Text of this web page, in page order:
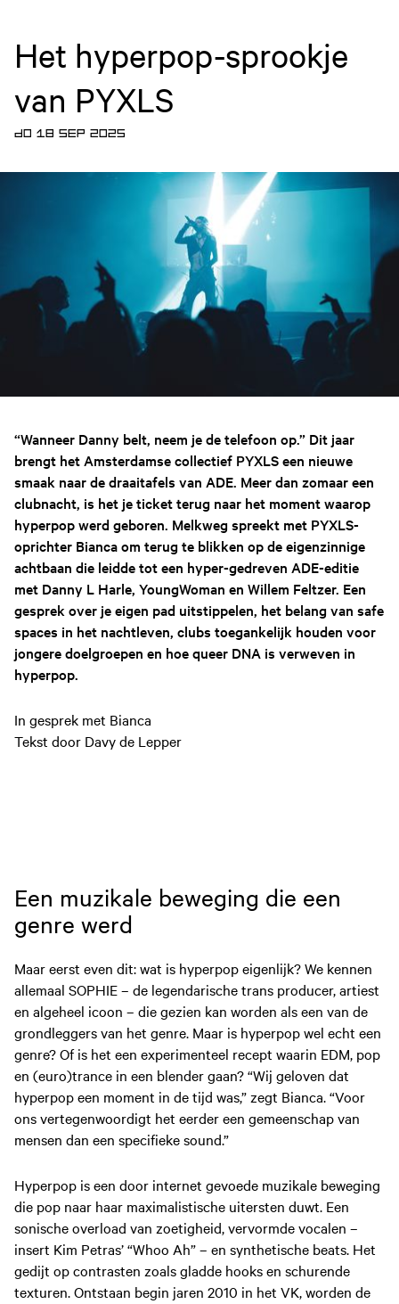
Het hyperpop-sprookje
van PYXLS
DO 18 SEP 2025
“Wanneer Danny belt, neem je de telefoon op.” Dit jaar
brengt het Amsterdamse collectief PYXLS een nieuwe
smaak naar de draaitafels van ADE. Meer dan zomaar een
clubnacht, is het je ticket terug naar het moment waarop
hyperpop werd geboren. Melkweg spreekt met PYXLS-
oprichter Bianca om terug te blikken op de eigenzinnige
achtbaan die leidde tot een hyper-gedreven ADE-editie
met Danny L Harle, YoungWoman en Willem Feltzer. Een
gesprek over je eigen pad uitstippelen, het belang van safe
spaces in het nachtleven, clubs toegankelijk houden voor
jongere doelgroepen en hoe queer DNA is verweven in
hyperpop.
In gesprek met Bianca
Tekst door Davy de Lepper
Een muzikale beweging die een
genre werd
Maar eerst even dit: wat is hyperpop eigenlijk? We kennen
allemaal SOPHIE – de legendarische trans producer, artiest
en algeheel icoon – die gezien kan worden als een van de
grondleggers van het genre. Maar is hyperpop wel echt een
genre? Of is het een experimenteel recept waarin EDM, pop
en (euro)trance in een blender gaan? “Wij geloven dat
hyperpop een moment in de tijd was,” zegt Bianca. “Voor
ons vertegenwoordigt het eerder een gemeenschap van
mensen dan een specifieke sound.”
Hyperpop is een door internet gevoede muzikale beweging
die pop naar haar maximalistische uitersten duwt. Een
sonische overload van zoetigheid, vervormde vocalen –
insert Kim Petras’ “Whoo Ah” – en synthetische beats. Het
gedijt op contrasten zoals gladde hooks en schurende
texturen. Ontstaan begin jaren 2010 in het VK, worden de